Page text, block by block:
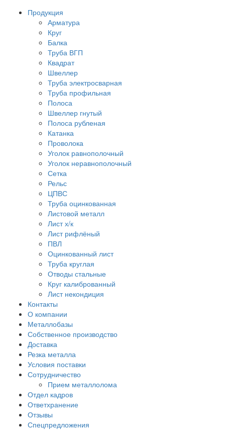
Продукция
Арматура
Круг
Балка
Труба ВГП
Квадрат
Швеллер
Труба электросварная
Труба профильная
Полоса
Швеллер гнутый
Полоса рубленая
Катанка
Проволока
Уголок равнополочный
Уголок неравнополочный
Сетка
Рельс
ЦПВС
Труба оцинкованная
Листовой металл
Лист х/к
Лист рифлёный
ПВЛ
Оцинкованный лист
Труба круглая
Отводы стальные
Круг калиброванный
Лист некондиция
Контакты
О компании
Металлобазы
Собственное производство
Доставка
Резка металла
Условия поставки
Сотрудничество
Прием металлолома
Отдел кадров
Ответхранение
Отзывы
Спецпредложения